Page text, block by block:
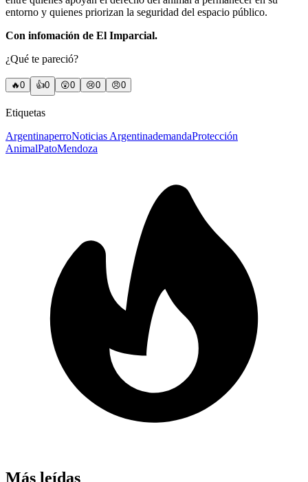
entorno y quienes priorizan la seguridad del espacio público.
Con infomación de El Imparcial.
¿Qué te pareció?
🔥0 👍0 😲0 😢0 😠0
Etiquetas
ArgentinaperroNoticias ArgentinademandaProtección
AnimalPatoMendoza
Más leídas